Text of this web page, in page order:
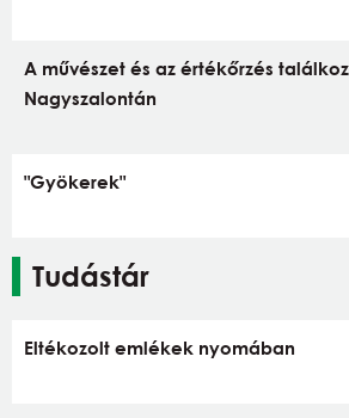
A művészet és az értékőrzés
Nagyszalontán
"Gyökerek"
Tudástár
Eltékozolt emlékek nyomában